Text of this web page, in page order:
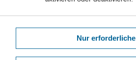
Nur erforderliche